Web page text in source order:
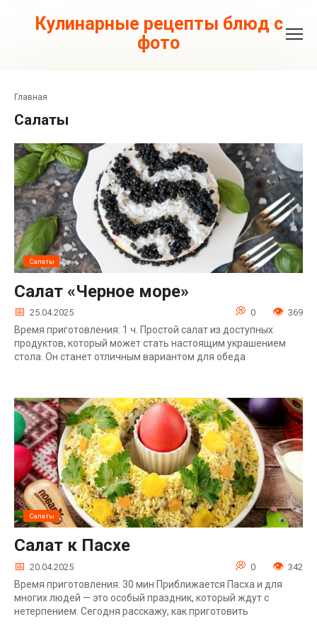
контентуКулинарные рецепты блюд с
фото
Главная
Салаты
Салаты
Салат «Черное море»
25.04.2025 0 369
Время приготовления: 1 ч. Простой салат из доступных
продуктов, который может стать настоящим украшением
стола. Он станет отличным вариантом для обеда
Салаты
Салат к Пасхе
20.04.2025 0 342
Время приготовления: 30 мин Приближается Пасха и для
многих людей — это особый праздник, который ждут с
нетерпением. Сегодня расскажу, как приготовить